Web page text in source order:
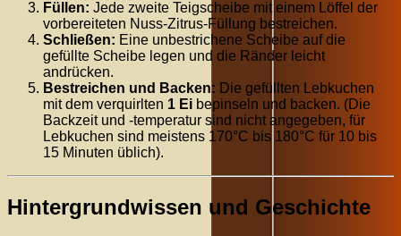
Füllen: Jede zweite Teigscheibe mit einem Löffel der
vorbereiteten Nuss-Zitrus-Füllung bestreichen.
Schließen: Eine unbestrichene Scheibe auf die
gefüllte Scheibe legen und die Ränder leicht
andrücken.
Bestreichen und Backen: Die gefüllten Lebkuchen
mit dem verquirlten 1 Ei bepinseln und backen. (Die
Backzeit und -temperatur sind nicht angegeben, für
Lebkuchen sind meistens 170°C bis 180°C für 10 bis
15 Minuten üblich).
Hintergrundwissen und Geschichte